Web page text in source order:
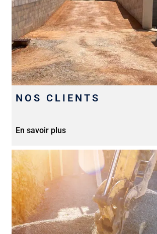
NOS CLIENTS
En savoir plus